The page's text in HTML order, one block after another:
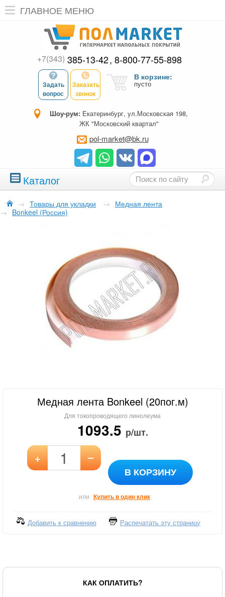
ГЛАВНОЕ МЕНЮ
+7(343) 385-13-42 8-800-77-55-898
Задать
вопрос
Заказать
звонок
В корзине:
пусто
Шоу-рум: Екатеринбург, ул.Московская 198,
ЖК "Московский квартал"
pol-market@bk.ru
Каталог
→ Товары для укладки → Медная лента
→ Bonkeel (Россия)
Медная лента Bonkeel (20пог.м)
Для токопроводящего линолеума
1093.5 р/шт.
+ –
В КОРЗИНУ
или Купить в один клик
Добавить к сравнению Распечатать эту страницу
КАК ОПЛАТИТЬ?